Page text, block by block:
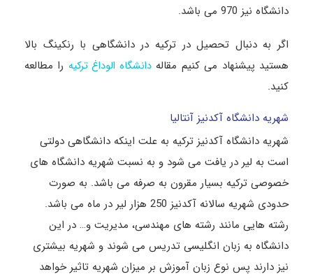
دانشگاه نیز 970 می باشد.
اگر به دنبال تحصیل در ترکیه در دانشگاهی با رنکینگ بالا
هستید پیشنهاد می کنیم مقالهدانشگاه الوداغ ترکیه را مطالعه
کنید.
شهریه دانشگاه آکدنیز آنتالیا
شهریه دانشگاه آکدنیز ترکیه به علت اینکه دانشگاهی دولتی
است به لیر در یافت می شود و به نسبت شهریه دانشگاه های
خصوصی ترکیه بسیار مقرون به صرفه می باشد. به صورت
حدودی شهریه سالانه آکدنیز 250 هزار لیر در ماه می باشد.
رشته هایی مانند رشته های مهندسی، مدیریت و… در این
دانشگاه به زبان انگلیسی تدریس می شوند و شهریه بیشتری
نیز دارند پس نوع زبان آموزش بر میزان شهریه تاثیر خواهد